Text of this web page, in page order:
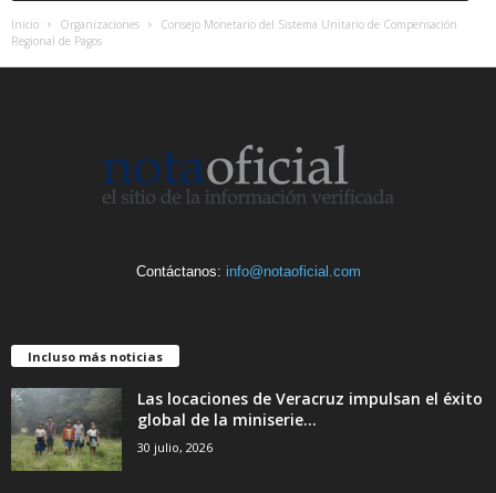
Inicio Organizaciones
Consejo Monetario del Sistema Unitario de Compensación
Regional de Pagos
Contáctanos: info@notaoficial.com
Incluso más noticias
Las locaciones de Veracruz impulsan el éxito
global de la miniserie...
30 julio, 2026